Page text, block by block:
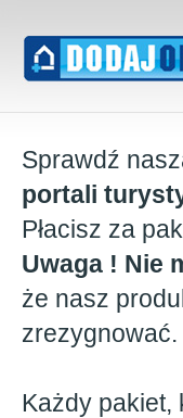
Sprawdź
portali
Płacisz za
Uwaga ! Nie
że nasz
zrezygnować.
Każdy pakiet,